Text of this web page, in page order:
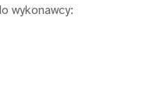
wykonawcy: